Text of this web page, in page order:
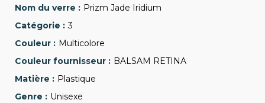
Prizm Jade Iridium
3
Multicolore
BALSAM RETINA
Plastique
Unisexe